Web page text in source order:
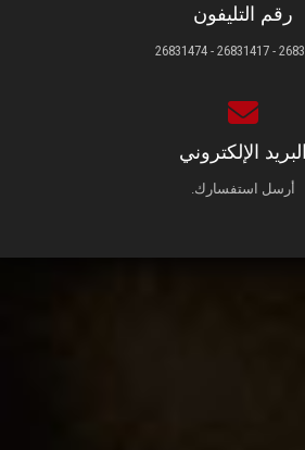
رقم التليفون
26831231 -
البريد الإلكتروني
أرسل استفسارك.